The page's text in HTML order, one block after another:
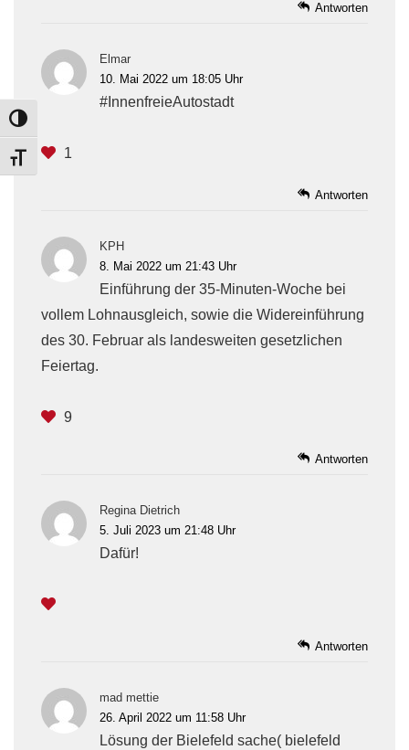
TOGGLE HIGH CONTRAST
TOGGLE FONT SIZE
Antworten
Elmar
10. Mai 2022 um 18:05 Uhr
#InnenfreieAutostadt
1
Antworten
KPH
8. Mai 2022 um 21:43 Uhr
Einführung der 35-Minuten-Woche bei
vollem Lohnausgleich, sowie die Widereinführung
des 30. Februar als landesweiten gesetzlichen
Feiertag.
9
Antworten
Regina Dietrich
5. Juli 2023 um 21:48 Uhr
Dafür!
Antworten
mad mettie
26. April 2022 um 11:58 Uhr
Lösung der Bielefeld sache( bielefeld